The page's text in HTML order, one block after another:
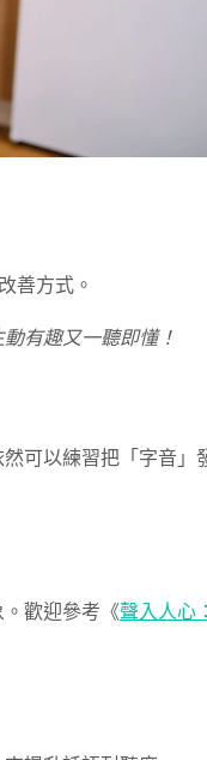
善方式。
有趣又一聽即懂！
可以練習把「字音」
歡迎參考《聲入人心